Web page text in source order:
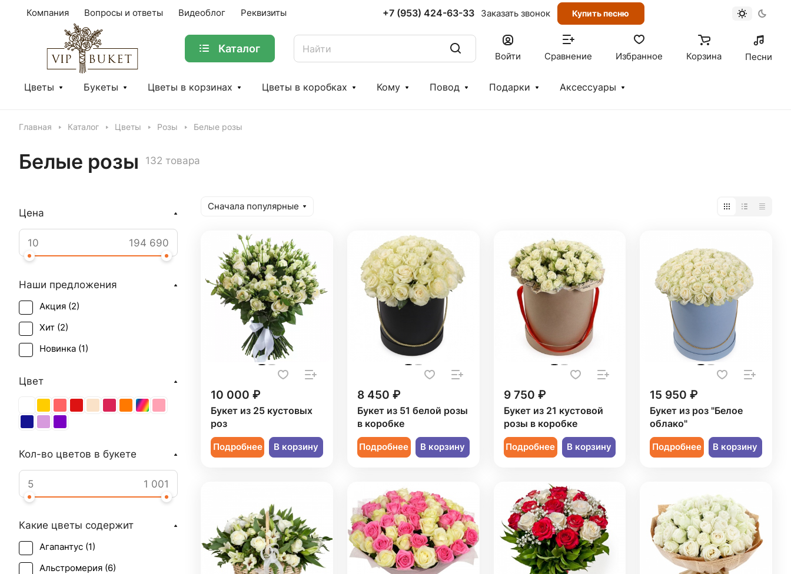
Компания Вопросы и ответы Видеоблог Реквизиты +7 (953) 424-63-33 Заказать звонок Купить песню
Каталог
Войти Сравнение Избранное Корзина Песни
Цветы Букеты Цветы в корзинах Цветы в коробках Кому Повод Подарки Аксессуары
Главная Каталог Цветы Розы Белые розы
Белые розы 132 товара
Сначала популярные
10 000 ₽
Букет из 25 кустовых
роз
Подробнее В корзину
8 450 ₽
Букет из 51 белой розы
в коробке
Подробнее В корзину
9 750 ₽
Букет из 21 кустовой
розы в коробке
Подробнее В корзину
15 950 ₽
Букет из роз "Белое
облако"
Подробнее В корзину
Цена
Наши предложения
Акция (2)
Хит (2)
Новинка (1)
Цвет
Кол-во цветов в букете
Какие цветы содержит
Агапантус (1)
Альстромерия (6)